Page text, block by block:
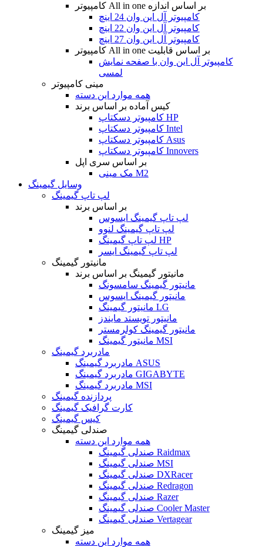
کامپیوتر All in one بر اساس اندازه
کامپیوتر آل این وان 24 اینچ
کامپیوتر آل این وان 22 اینچ
کامپیوتر آل این وان 27 اینچ
کامپیوتر All in one بر اساس قابلیت
کامپیوتر آل این وان با صفحه نمایش
لمسی
مینی کامپیوتر
همه موارد این دسته
کیس آماده بر اساس برند
کامپیوتر دسکتاپ HP
کامپیوتر دسکتاپ Intel
کامپیوتر دسکتاپ Asus
کامپیوتر دسکتاپ Innovers
بر اساس سری اپل
مک مینی M2
وسایل گیمینگ
لپ تاپ گیمینگ
بر اساس برند
لپ تاپ گیمینگ ایسوس
لپ تاپ گیمینگ لنوو
لپ تاپ گیمینگ HP
لپ تاپ گیمینگ ایسر
مانیتور گیمینگ
مانیتور گیمینگ بر اساس برند
مانیتور گیمینگ سامسونگ
مانیتور گیمینگ ایسوس
مانیتور گیمینگ LG
مانیتور تویستد مایندز
مانیتور گیمینگ کولرمستر
مانیتور گیمینگ MSI
مادربرد گیمینگ
مادربرد گیمینگ ASUS
مادربرد گیمینگ GIGABYTE
مادربرد گیمینگ MSI
پردازنده گیمینگ
کارت گرافیک گیمینگ
کیس گیمینگ
صندلی گیمینگ
همه موارد این دسته
صندلی گیمینگ Raidmax
صندلی گیمینگ MSI
صندلی گیمینگ DXRacer
صندلی گیمینگ Redragon
صندلی گیمینگ Razer
صندلی گیمینگ Cooler Master
صندلی گیمینگ Vertagear
میز گیمینگ
همه موارد این دسته